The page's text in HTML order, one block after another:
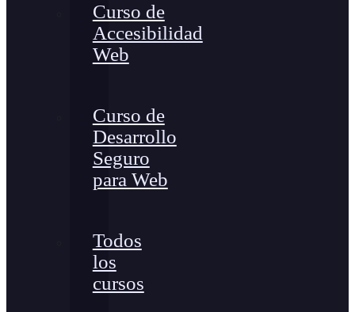
Curso de
Accesibilidad
Web
Curso de
Desarrollo
Seguro
para Web
Todos
los
cursos